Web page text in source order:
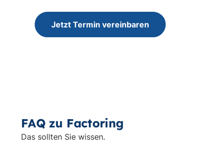
Jetzt Termin vereinbaren
FAQ zu Factoring
Das sollten Sie wissen.